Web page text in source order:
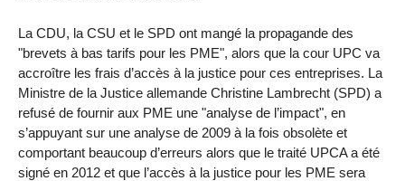
La CDU, la CSU et le SPD ont mangé la propagande des
"brevets à bas tarifs pour les PME", alors que la cour UPC va
accroître les frais d’accès à la justice pour ces entreprises. La
Ministre de la Justice allemande Christine Lambrecht (SPD) a
refusé de fournir aux PME une "analyse de l’impact", en
s’appuyant sur une analyse de 2009 à la fois obsolète et
comportant beaucoup d’erreurs alors que le traité UPCA a été
signé en 2012 et que l’accès à la justice pour les PME sera